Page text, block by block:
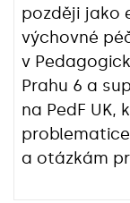
později jako
výchovné
v
Prahu 6 a
na PedF UK,
a otázkám